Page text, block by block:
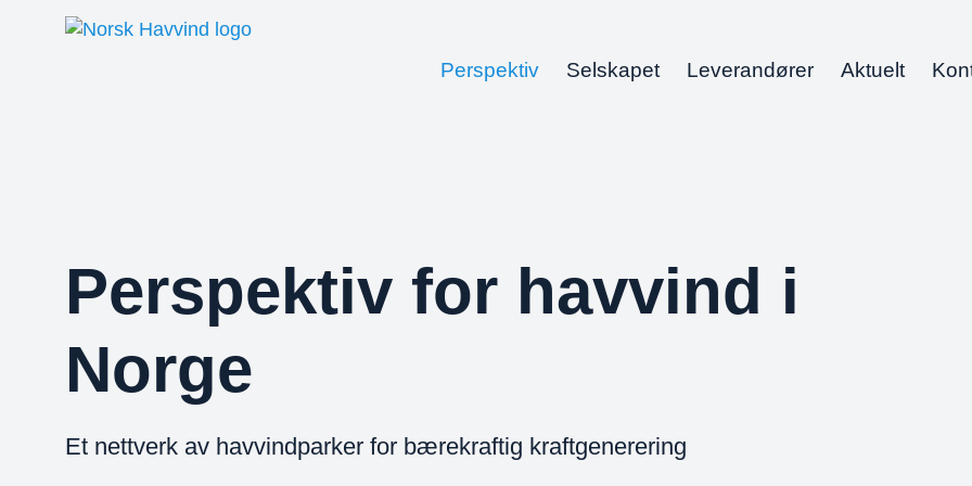
Perspektiv Selskapet Leverandører Aktuelt
Perspektiv for havvind i
Norge
Et nettverk av havvindparker for bærekraftig kraftgenerering